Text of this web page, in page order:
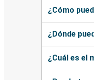
¿Cómo
¿Dónde
¿Cuál es el